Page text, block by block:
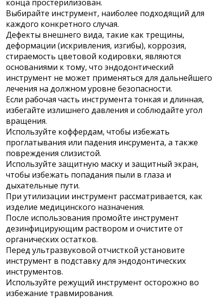
конца простерилизован.
Выбирайте инструмент, наиболее подходящий для
каждого конкретного случая.
Дефекты внешнего вида, такие как трещины,
деформации (искривления, изгибы), коррозия,
стираемость цветовой кодировки, являются
основаниями к тому, что эндодонтический
инструмент не может применяться для дальнейшего
лечения на должном уровне безопасности.
Если рабочая часть инструмента тонкая и длинная,
избегайте излишнего давления и соблюдайте угол
вращения.
Используйте коффердам, чтобы избежать
проглатывания или падения инсрумента, а также
повреждения слизистой.
Используйте защитную маску и защитный экран,
чтобы избежать попадания пыли в глаза и
дыхательные пути.
При утилизации инструмент рассматривается, как
изделие медицинского назначения.
После использования промойте инструмент
дезинфицирующим раствором и очистите от
органических остатков.
Перед ультразвуковой отчисткой установите
инструмент в подставку для эндодонтических
инструментов.
Используйте режущий инструмент осторожно во
избежание травмирования.